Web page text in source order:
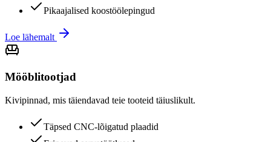
Pikaajalised koostöölepingud
Loe lähemalt
Mööblitootjad
Kivipinnad, mis täiendavad teie tooteid täiuslikult.
Täpsed CNC-lõigatud plaadid